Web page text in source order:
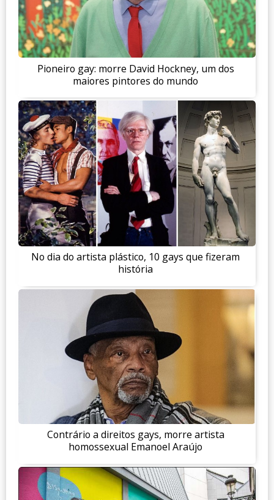
Pioneiro gay: morre David Hockney, um dos
maiores pintores do mundo
No dia do artista plástico, 10 gays que fizeram
história
Contrário a direitos gays, morre artista
homossexual Emanoel Araújo